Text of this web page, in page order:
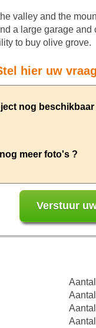
valley and the
a large garage
to buy olive grove.
hier uw